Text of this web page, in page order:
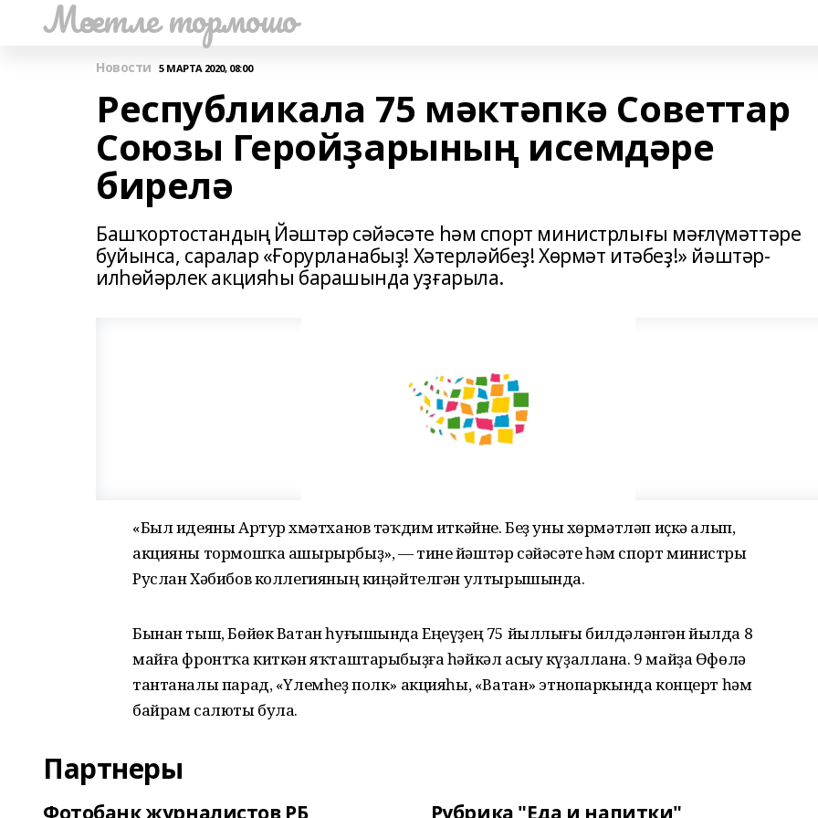
Мәсетле тормошо
Новости 5 МАРТА 2020, 08:00
Республикала 75 мәктәпкә Советтар
Союзы Геройҙарының исемдәре
бирелә
Башҡортостандың Йәштәр сәйәсәте һәм спорт министрлығы мәғлүмәттәре
буйынса, саралар «Ғорурланабыҙ! Хәтерләйбеҙ! Хөрмәт итәбеҙ!» йәштәр-
илһөйәрлек акцияһы барашында уҙғарыла.
«Был идеяны Артур Әхмәтханов тәҡдим иткәйне. Беҙ уны хөрмәтләп иҫкә алып,
акцияны тормошҡа ашырырбыҙ», — тине йәштәр сәйәсәте һәм спорт министры
Руслан Хәбибов коллегияның киңәйтелгән ултырышында.
Бынан тыш, Бөйөк Ватан һуғышында Еңеүҙең 75 йыллығы билдәләнгән йылда 8
майға фронтҡа киткән яҡташтарыбыҙға һәйкәл асыу күҙаллана. 9 майҙа Өфөлә
тантаналы парад, «Үлемһеҙ полк» акцияһы, «Ватан» этнопаркында концерт һәм
байрам салюты була.
Партнеры
Фотобанк журналистов РБ Рубрика "Еда и напитки"